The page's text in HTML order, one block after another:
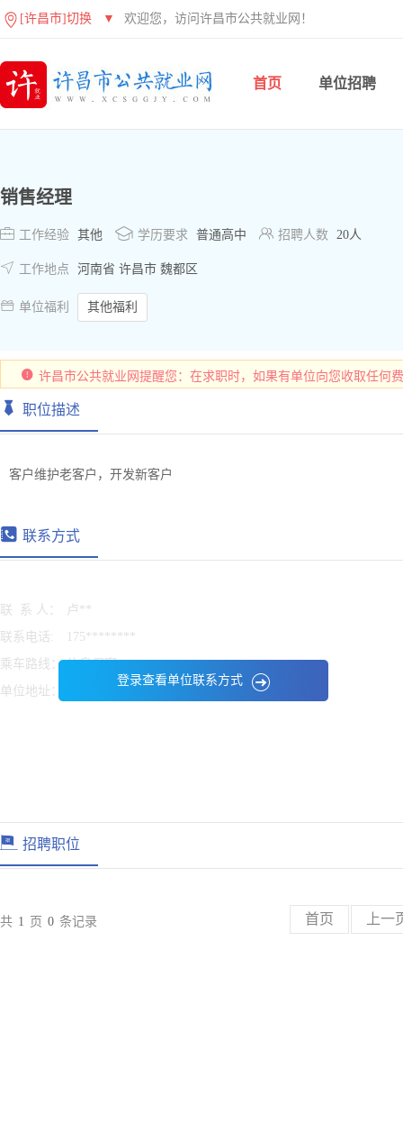
[许昌市]切换 ▼ 欢迎您，访问许昌市公共就业网！
首页 单位招聘
销售经理
 工作经验 其他  学历要求 普通高中  招聘人数 20人
 工作地点 河南省 许昌市 魏都区
 单位福利 其他福利
许昌市公共就业网提醒您：在求职时，如果有单位向您收取任何
职位描述
客户维护老客户，开发新客户
联系方式
登录查看单位联系方式
联 系 人：
卢**
联系电话:
175********
乘车路线： 信息保密
单位地址：
招聘职位
共 1 页 0 条记录 首页 上一